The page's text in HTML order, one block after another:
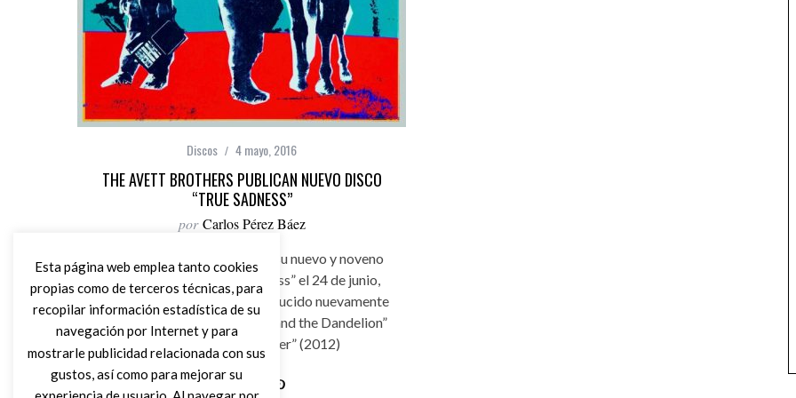
Discos 4 mayo, 2016
THE AVETT BROTHERS PUBLICAN NUEVO DISCO
“TRUE SADNESS”
por Carlos Pérez Báez
The Avett Brothers publican su nuevo y noveno
disco de estudio “True Sadness” el 24 de junio,
álbum de doce canciones producido nuevamente
por Rick Rubin, tras “Magpie and the Dandelion”
(2013) y “The Carpenter” (2012)
Esta página web emplea tanto cookies
propias como de terceros técnicas, para
recopilar información estadística de su
navegación por Internet y para
mostrarle publicidad relacionada con sus
gustos, así como para mejorar su